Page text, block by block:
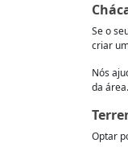
Se o
criar
Nós
da
Optar